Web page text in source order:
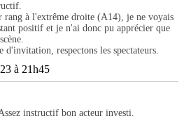
à l'extrême droite (A14), je ne voyais
positif et je n'ai donc pu apprécier que
d'invitation, respectons les spectateurs.
à 21h45
instructif bon acteur investi.